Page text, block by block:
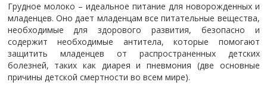
Грудное молоко – идеальное питание для новорожденных и
младенцев. Оно дает младенцам все питательные вещества,
необходимые для здорового развития, безопасно и
содержит необходимые антитела, которые помогают
защитить младенцев от распространенных детских
болезней, таких как диарея и пневмония (две основные
причины детской смертности во всем мире).